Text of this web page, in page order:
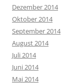
Dezember 2014
Oktober 2014
September 2014
August 2014
Juli 2014
Juni 2014
Mai 2014